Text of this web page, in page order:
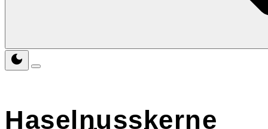
Haselnusskerne